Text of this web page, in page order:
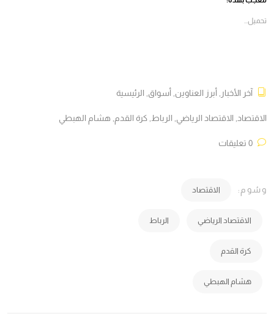
نافذة
تحميل...
آخر الأخبار أبرز العناوين أسواق الرئيسية
الاقتصاد الاقتصاد الرياضي الرباط كرة القدم هشام الهبطي
وسُوم: الاقتصاد
الاقتصاد الرياضي الرباط
كرة القدم
هشام الهبطي